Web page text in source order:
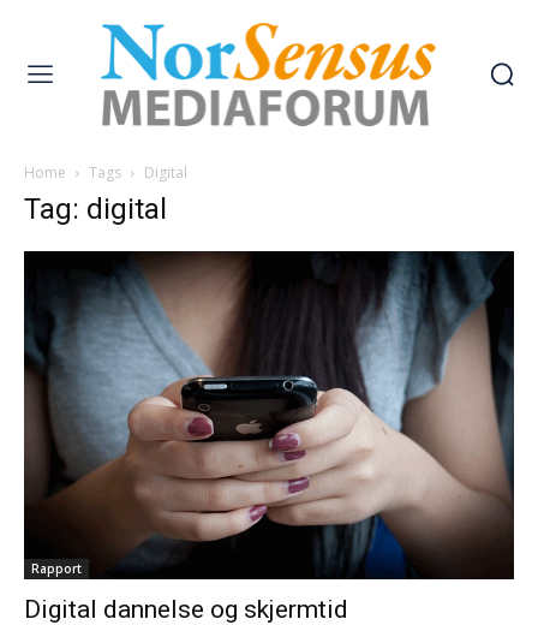
Home Tags Digital
Tag: digital
Rapport
Digital dannelse og skjermtid